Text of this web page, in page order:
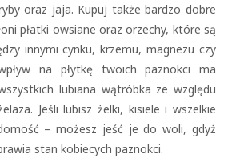
oraz jaja. Kupuj także bardzo dobre
płatki owsiane oraz orzechy, które są
innymi cynku, krzemu, magnezu czy
na płytkę twoich paznokci ma
lubiana wątróbka ze względu
Jeśli lubisz żelki, kisiele i wszelkie
– możesz jeść je do woli, gdyż
stan kobiecych paznokci.